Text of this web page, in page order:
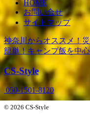
サイトマップ
神奈川からオススメ！
簡単！キャンプ飯を中
CS-Style
050-1501-8120
© 2026 CS-Style